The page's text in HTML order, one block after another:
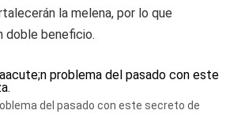
la melena, por lo que
doble beneficio.
del pasado con este secreto de